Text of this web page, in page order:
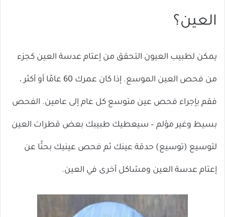
العين؟
يمكن لطبيب العيون التحقق من إعتام عدسة العين كجزء
من فحص العين الموسع. إذا كان عمرك 60 عامًا أو أكثر ،
فقم بإجراء فحص عين متوسع كل عام إلى عامين. الفحص
بسيط وغير مؤلم – سيعطيك طبيبك بعض قطرات العين
لتوسيع (توسيع) حدقة عينك ثم فحص عينيك بحثًا عن
إعتام عدسة العين ومشاكل أخرى في العين.